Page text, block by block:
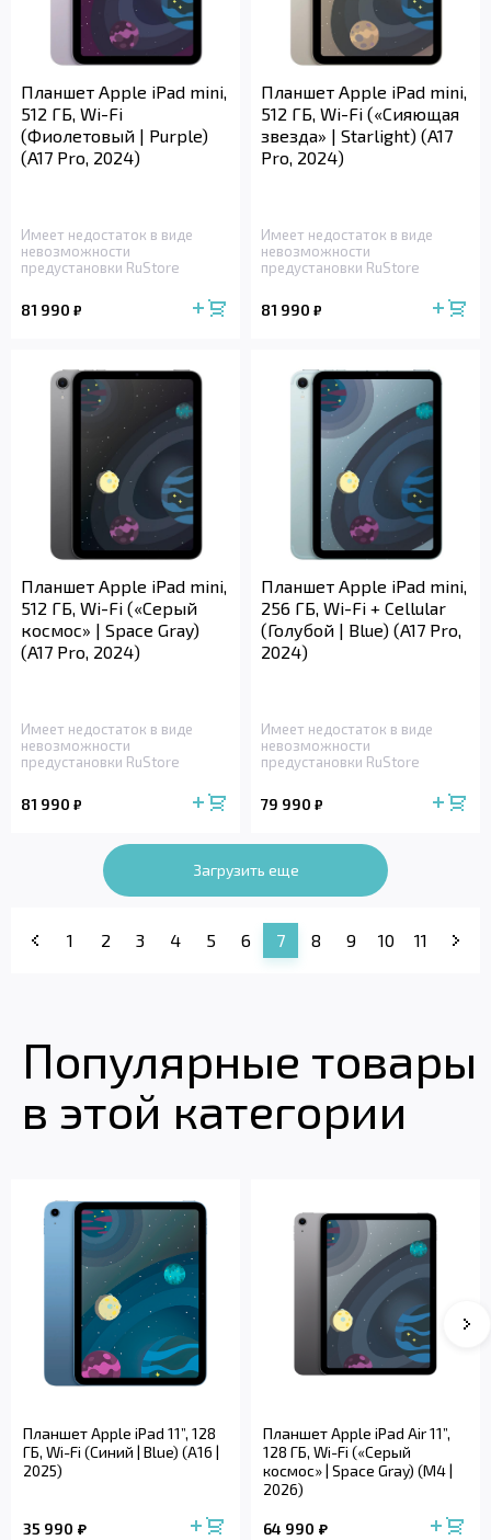
Планшет Apple iPad mini,
512 ГБ, Wi-Fi
(Фиолетовый | Purple)
(A17 Pro, 2024)
Имеет недостаток в виде
невозможности
предустановки RuStore
81 990 ₽
Планшет Apple iPad mini,
512 ГБ, Wi-Fi («Сияющая
звезда» | Starlight) (A17
Pro, 2024)
Имеет недостаток в виде
невозможности
предустановки RuStore
81 990 ₽
Планшет Apple iPad mini,
512 ГБ, Wi-Fi («Серый
космос» | Space Gray)
(A17 Pro, 2024)
Имеет недостаток в виде
невозможности
предустановки RuStore
81 990 ₽
Планшет Apple iPad mini,
256 ГБ, Wi-Fi + Cellular
(Голубой | Blue) (A17 Pro,
2024)
Имеет недостаток в виде
невозможности
предустановки RuStore
79 990 ₽
Загрузить еще
1 2 3 4 5 6 7 8 9 10 11
Популярные товары
в этой категории
Планшет Apple iPad 11”, 128
ГБ, Wi-Fi (Синий | Blue) (A16 |
2025)
35 990
Планшет Apple iPad Air 11”,
128 ГБ, Wi-Fi («Серый
космос» | Space Gray) (M4 |
2026)
64 990